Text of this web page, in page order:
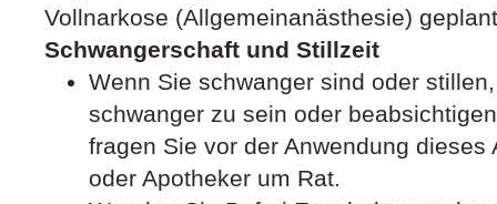
Vollnarkose (Allgemeinanästhesie)
Schwangerschaft und Stillzeit
Wenn Sie schwanger sind oder
schwanger zu sein oder
fragen Sie vor der Anwendung dieses
oder Apotheker um Rat.